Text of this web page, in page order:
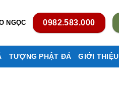
NGỌC 0982.583.000
TƯỢNG PHẬT ĐÁ GIỚI THIỆU